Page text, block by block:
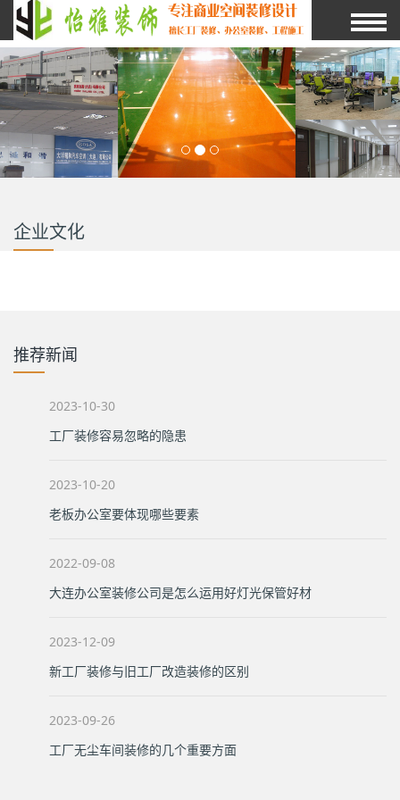
企业文化
推荐新闻
2023-10-30
工厂装修容易忽略的隐患
2023-10-20
老板办公室要体现哪些要素
2022-09-08
大连办公室装修公司是怎么运用好灯光保管好材
2023-12-09
新工厂装修与旧工厂改造装修的区别
2023-09-26
工厂无尘车间装修的几个重要方面